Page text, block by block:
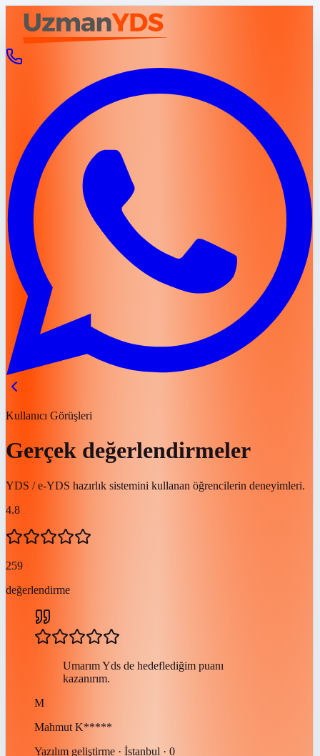
Kullanıcı Görüşleri
Gerçek değerlendirmeler
YDS / e-YDS hazırlık sistemini kullanan öğrencilerin deneyimleri.
4.8
259
değerlendirme
Umarım Yds de hedeflediğim puanı
kazanırım.
M
Mahmut K*****
Yazılım geliştirme · İstanbul · 0